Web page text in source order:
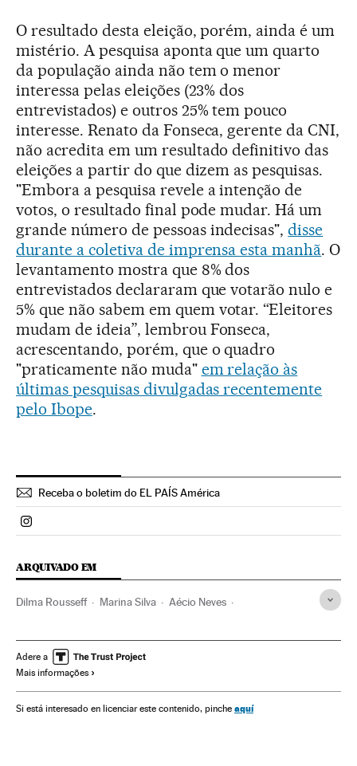
O resultado desta eleição, porém, ainda é um
mistério. A pesquisa aponta que um quarto
da população ainda não tem o menor
interessa pelas eleições (23% dos
entrevistados) e outros 25% tem pouco
interesse. Renato da Fonseca, gerente da CNI,
não acredita em um resultado definitivo das
eleições a partir do que dizem as pesquisas.
"Embora a pesquisa revele a intenção de
votos, o resultado final pode mudar. Há um
grande número de pessoas indecisas",disse
durante a coletiva de imprensa esta manhã. O
levantamento mostra que 8% dos
entrevistados declararam que votarão nulo e
5% que não sabem em quem votar. “Eleitores
mudam de ideia”, lembrou Fonseca,
acrescentando, porém, que o quadro
"praticamente não muda" em relação às
últimas pesquisas divulgadas recentemente
pelo Ibope.
Receba o boletim do EL PAÍS América
Politica El País Brasil en Instagram
ARQUIVADO EM
Dilma Rousseff Marina Silva Aécio Neves
Presidente Brasil Eleições presidenciais
Presidência Brasil
Administração Estado Administração pública
Adere a
Mais informações
Si está interesado en licenciar este contenido, pinche aquí